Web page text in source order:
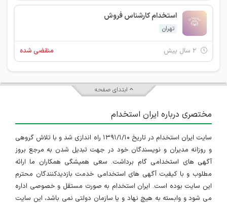
استخدام کارشناس فروش
تهران
منقضی شده
ابتدای صفحه
مختصری درباره ایران استخدام
سایت ایران استخدام در تاریخ ۱۳۹۱/۱/۱۰ راه اندازی شد و با تلاش گروهی
و روزانه مدیران و نویسندگان خود در جهت تبدیل شدن به مرجع بروز
آگهی های استخدامی گام برداشت. سعی همیشگی همکاران ما ارائه
مطلوب و با کیفیت آگهی های استخدامی خدمت بازدیدکنندگان محترم
این سایت بوده است. ایران استخدام به صورت مستقل و خصوصی اداره
می شود و وابسته به هیچ نهاد و یا سازمان دولتی نمی باشد، این سایت